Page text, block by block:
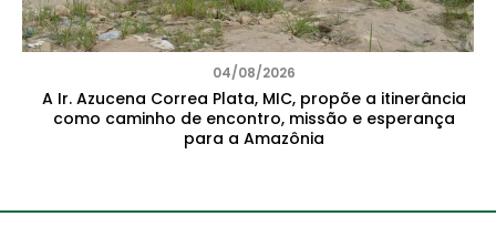
04/08/2026
A Ir. Azucena Correa Plata, MIC, propõe a itinerância
como caminho de encontro, missão e esperança
para a Amazônia